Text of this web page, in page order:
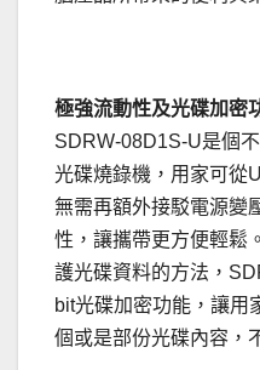
極強流動性及光碟加密
SDRW-08D1S-U是個
光碟燒錄機，用家可從
無需再額外接駁電源變
性，讓攜帶更方便輕鬆
護光碟資料的方法，
bit光碟加密功能，讓用
個或是部份光碟內容，